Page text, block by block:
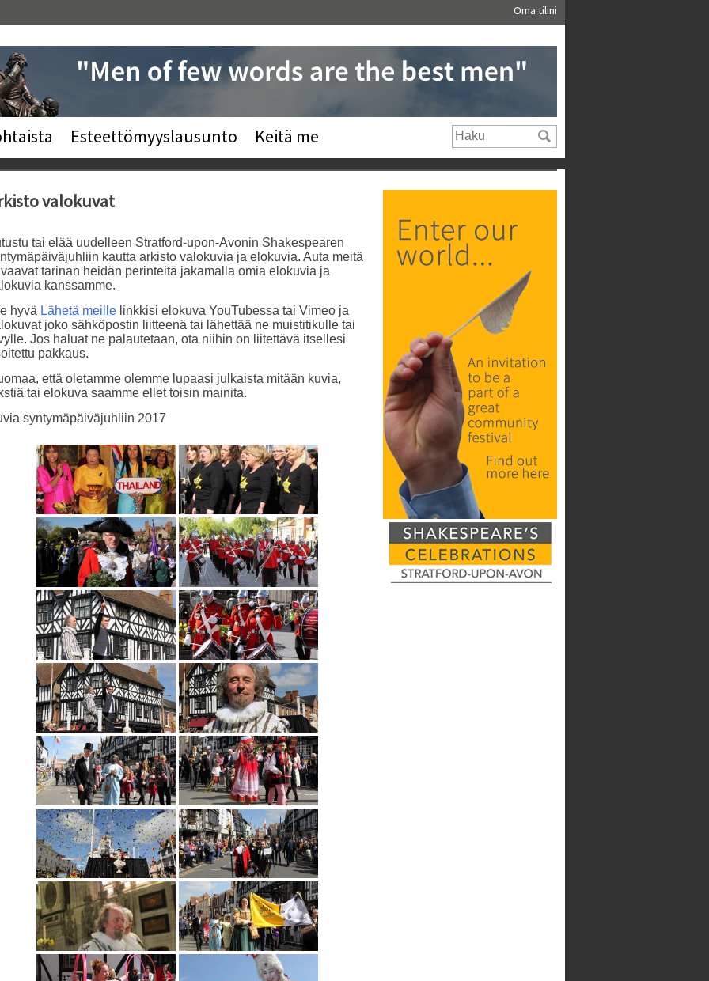
Oma tilini
Esteettömyyslausunto Keitä me
valokuvat
tai elää uudelleen Stratford-upon-Avonin Shakespearen
kautta arkisto valokuvia ja elokuvia. Auta meitä
tarinan heidän perinteitä jakamalla omia elokuvia ja
kanssamme.
hyvä Lähetä meille linkkisi elokuva YouTubessa tai Vimeo ja
joko sähköpostin liitteenä tai lähettää ne muistitikulle tai
Jos haluat ne palautetaan, ota niihin on liitettävä itsellesi
pakkaus.
että oletamme olemme lupaasi julkaista mitään kuvia,
tai elokuva saamme ellet toisin mainita.
syntymäpäiväjuhliin 2017